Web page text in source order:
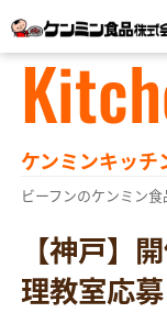
ケンミンキッチ
ビーフンのケンミン食
【神戸】
理教室応